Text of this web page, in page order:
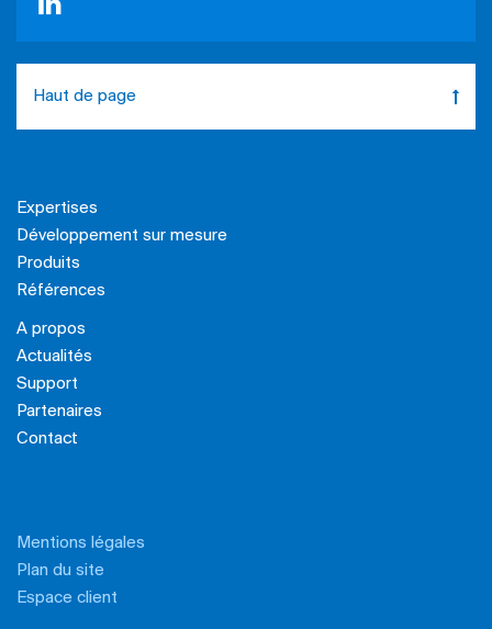
Haut de page
Expertises
Développement sur mesure
Produits
Références
A propos
Actualités
Support
Partenaires
Contact
Mentions légales
Plan du site
Espace client